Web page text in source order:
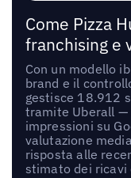
Come Pizza
franchising e
Con un modello
brand e il
gestisce 18.912
tramite Uberall —
impressioni su
valutazione
risposta alle
stimato dei ricavi